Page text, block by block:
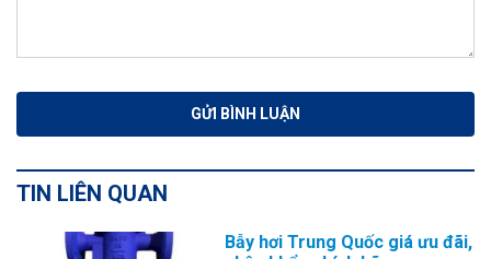
TIN LIÊN QUAN
Bẫy hơi Trung Quốc giá ưu đãi,